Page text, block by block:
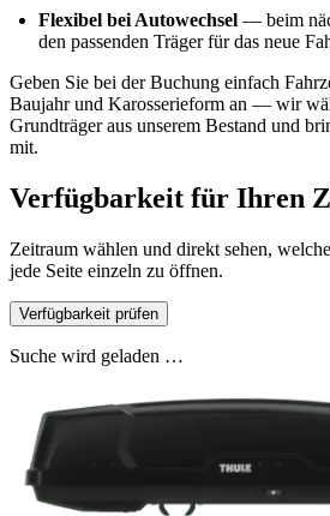
Flexibel bei Autowechsel — beim
den passenden Träger für das neue
Geben Sie bei der Buchung einfach
Baujahr und Karosserieform an — wir
Grundträger aus unserem Bestand und
mit.
Verfügbarkeit für Ihren
Zeitraum wählen und direkt sehen,
jede Seite einzeln zu öffnen.
Verfügbarkeit prüfen
Suche wird geladen …